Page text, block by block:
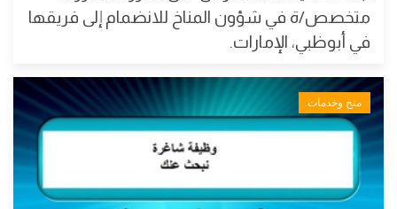
متخصص/ة في شؤون المناخ للانضمام إلى فريقها
في أبوظبي، الإمارات.
منح وخدمات